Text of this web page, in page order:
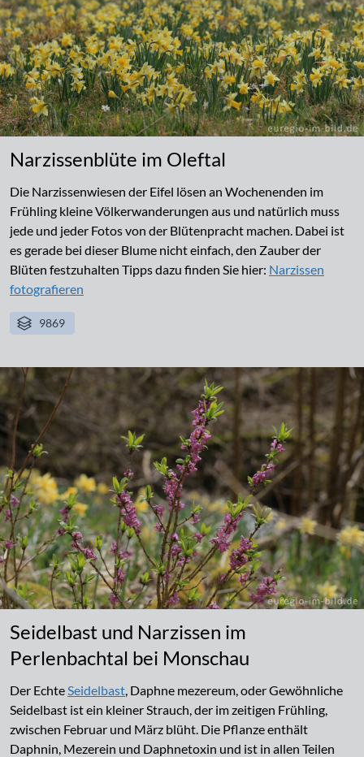
Narzissenblüte im Oleftal
Die Narzissenwiesen der Eifel lösen an Wochenenden im
Frühling kleine Völkerwanderungen aus und natürlich muss
jede und jeder Fotos von der Blütenpracht machen. Dabei ist
es gerade bei dieser Blume nicht einfach, den Zauber der
Blüten festzuhalten Tipps dazu finden Sie hier: Narzissen
fotografieren
9869
Seidelbast und Narzissen im
Perlenbachtal bei Monschau
Der EchteSeidelbast, Daphne mezereum, oder Gewöhnliche
Seidelbast ist ein kleiner Strauch, der im zeitigen Frühling,
zwischen Februar und März blüht. Die Pflanze enthält
Daphnin, Mezerein und Daphnetoxin und ist in allen Teilen